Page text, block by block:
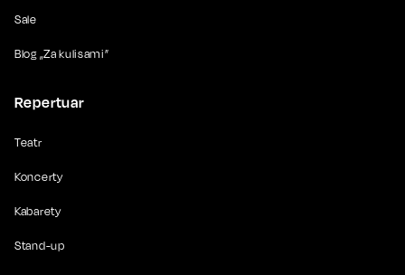
Sale
Blog „Za kulisami”
Repertuar
Teatr
Koncerty
Kabarety
Stand-up